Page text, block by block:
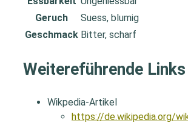
Geruch
Suess, blumig
Geschmack Bitter, scharf
Weitereführende Links
Wikpedia-Artikel
https://de.wikipedia.org/